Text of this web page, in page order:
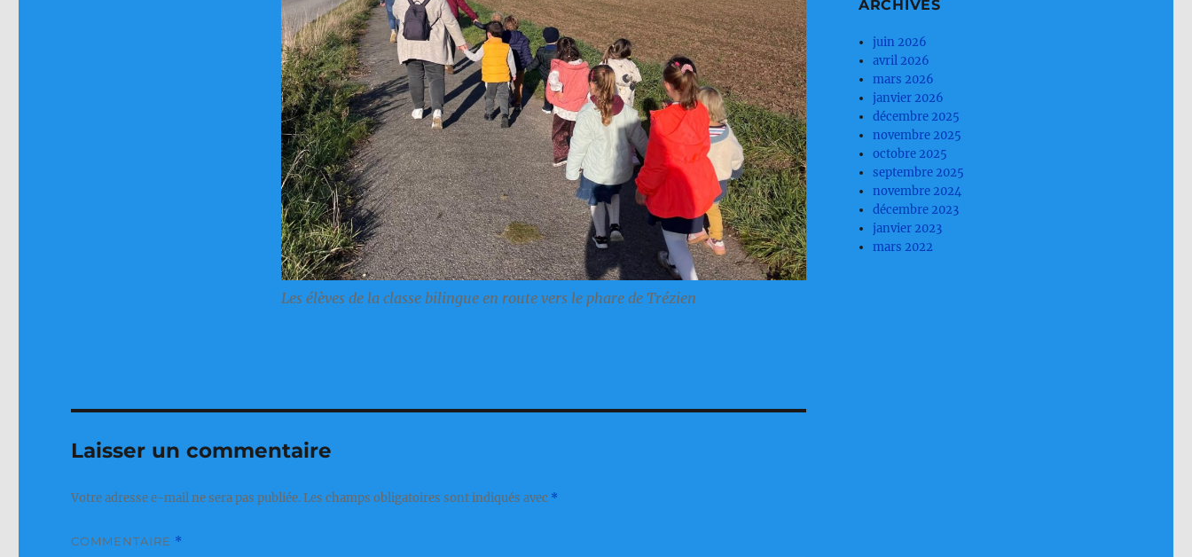
Les élèves de la classe bilingue en route vers le phare de Trézien
Laisser un commentaire
Votre adresse e-mail ne sera pas publiée.Les champs obligatoires sont indiqués avec *
COMMENTAIRE *
ARCHIVES
juin 2026
avril 2026
mars 2026
janvier 2026
décembre 2025
novembre 2025
octobre 2025
septembre 2025
novembre 2024
décembre 2023
janvier 2023
mars 2022